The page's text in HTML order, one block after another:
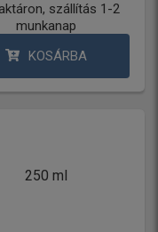
szállítás 1-2
munkanap
KOSÁRBA
250 ml